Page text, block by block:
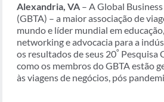
Alexandria, VA – A Global
(GBTA) – a maior associação de
mundo e líder mundial em
networking e advocacia para a
os resultados de seus 20º Pesquisa
como os membros do GBTA estão
às viagens de negócios, pós